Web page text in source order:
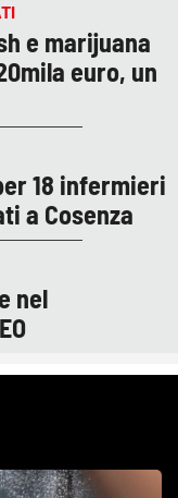
e marijuana
euro, un
18 infermieri
a Cosenza
nel